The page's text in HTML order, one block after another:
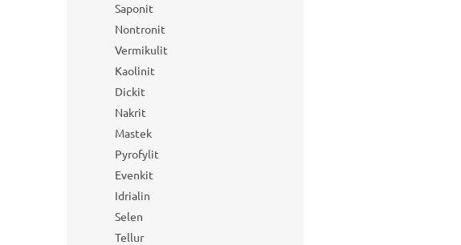
Saponit
Nontronit
Vermikulit
Kaolinit
Dickit
Nakrit
Mastek
Pyrofylit
Evenkit
Idrialin
Selen
Tellur